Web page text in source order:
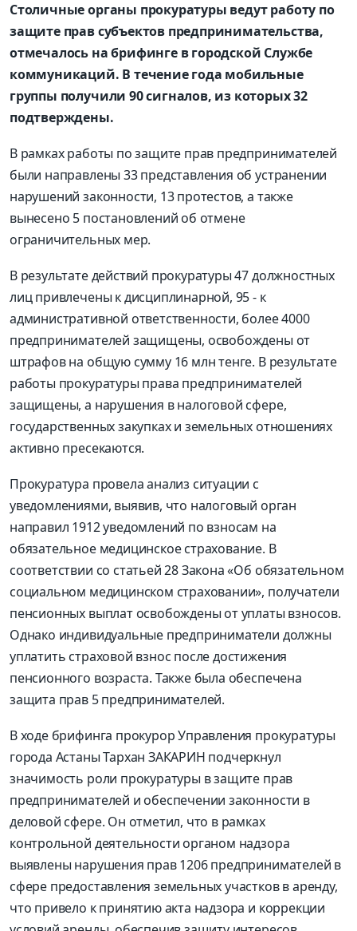
Столичные органы прокуратуры ведут работу по
защите прав субъектов предпринимательства,
отмечалось на брифинге в городской Службе
коммуникаций. В течение года мобильные
группы получили 90 сигналов, из которых 32
подтверждены.
В рамках работы по защите прав предпринимателей
были направлены 33 представления об устранении
нарушений законности, 13 протестов, а также
вынесено 5 постановлений об отмене
ограничительных мер.
В результате действий прокуратуры 47 должностных
лиц привлечены к дисциплинарной, 95 - к
административной ответственности, более 4000
предпринимателей защищены, освобождены от
штрафов на общую сумму 16 млн тенге. В результате
работы прокуратуры права предпринимателей
защищены, а нарушения в налоговой сфере,
государственных закупках и земельных отношениях
активно пресекаются.
Прокуратура провела анализ ситуации с
уведомлениями, выявив, что налоговый орган
направил 1912 уведомлений по взносам на
обязательное медицинское страхование. В
соответствии со статьей 28 Закона «Об обязательном
социальном медицинском страховании», получатели
пенсионных выплат освобождены от уплаты взносов.
Однако индивидуальные предприниматели должны
уплатить страховой взнос после достижения
пенсионного возраста. Также была обеспечена
защита прав 5 предпринимателей.
В ходе брифинга прокурор Управления прокуратуры
города Астаны Тархан ЗАКАРИН подчеркнул
значимость роли прокуратуры в защите прав
предпринимателей и обеспечении законности в
деловой сфере. Он отметил, что в рамках
контрольной деятельности органом надзора
выявлены нарушения прав 1206 предпринимателей в
сфере предоставления земельных участков в аренду,
что привело к принятию акта надзора и коррекции